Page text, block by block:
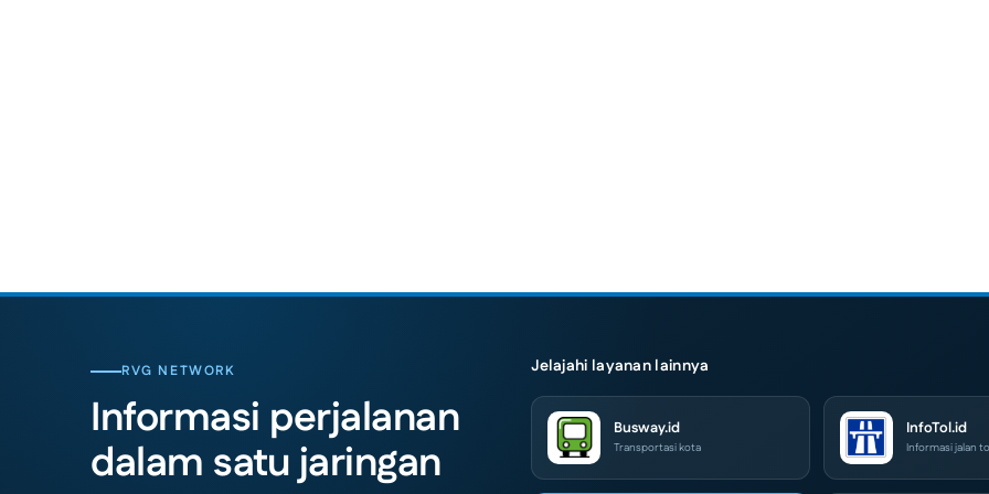
RVG NETWORK
Informasi perjalanan
dalam satu jaringan
Jelajahi layanan lainnya
Busway.id
Transportasi kota
InfoTol.id
Informasi jalan